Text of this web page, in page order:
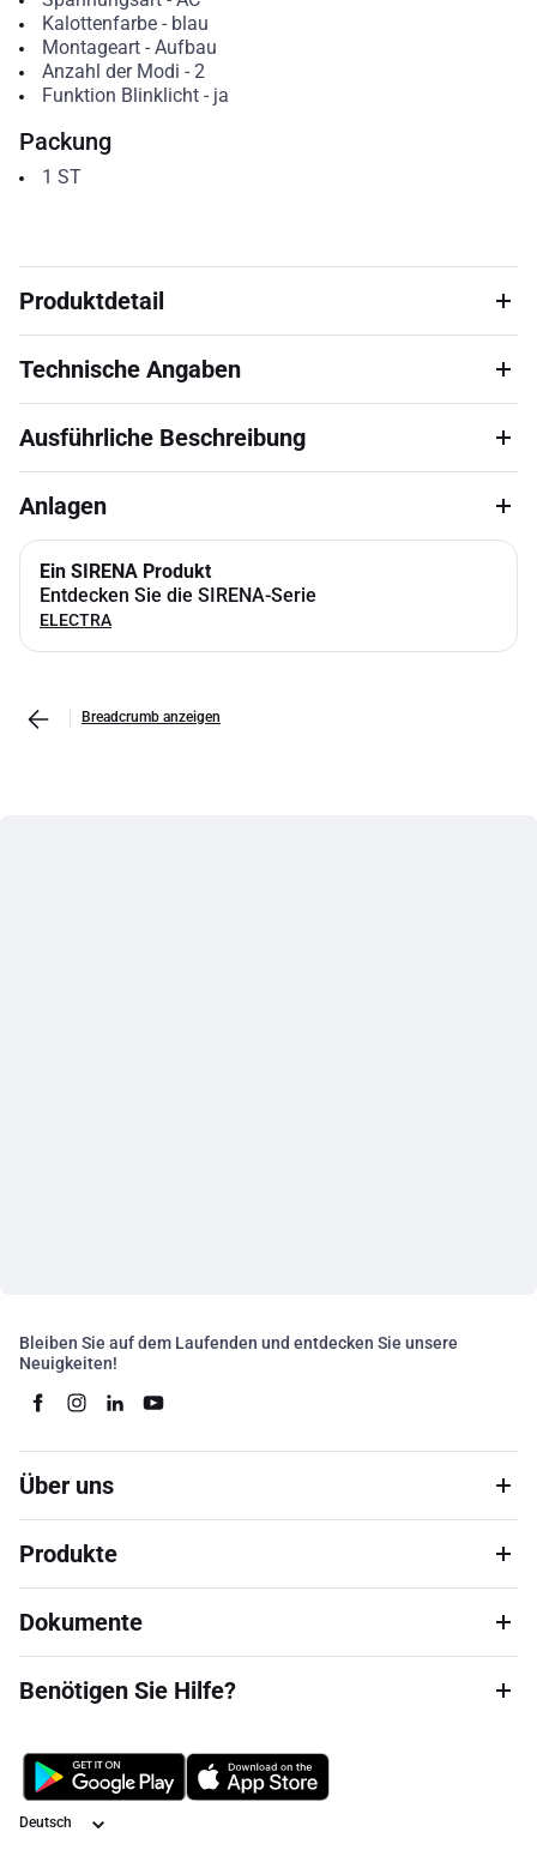
Kalottenfarbe- blau
Montageart- Aufbau
Anzahl der Modi - 2
Funktion Blinklicht- ja
Packung
1 ST
Produktdetail
Technische Angaben
Ausführliche Beschreibung
Anlagen
Ein SIRENA Produkt
Entdecken Sie die SIRENA-Serie
ELECTRA
Breadcrumb anzeigen
Bleiben Sie auf dem Laufenden und entdecken Sie unsere
Neuigkeiten!
Über uns
Produkte
Dokumente
Benötigen Sie Hilfe?
Sprache